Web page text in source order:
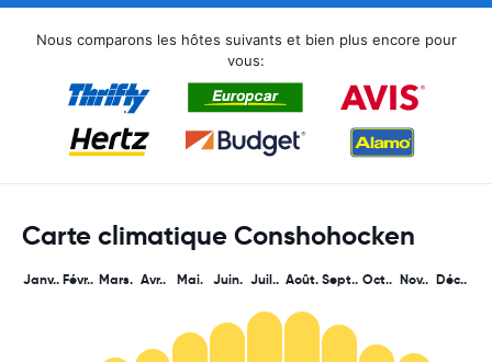
Nous comparons les hôtes suivants et bien plus encore pour
vous:
Carte climatique Conshohocken
Janv.. Févr.. Mars. Avr.. Mai. Juin. Juil.. Août. Sept.. Oct.. Nov.. Déc..